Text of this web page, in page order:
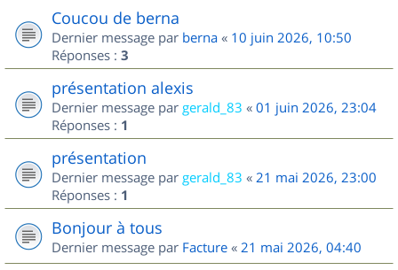
Coucou de berna
Dernier message par berna « 10 juin 2026, 10:50
Réponses : 3
présentation alexis
Dernier message par gerald_83 « 01 juin 2026, 23:04
Réponses : 1
présentation
Dernier message par gerald_83 « 21 mai 2026, 23:00
Réponses : 1
Bonjour à tous
Dernier message par Facture « 21 mai 2026, 04:40